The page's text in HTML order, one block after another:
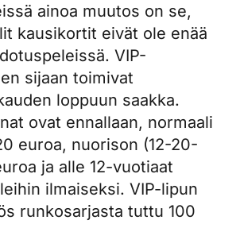
ainoa muutos on se,
kausikortit eivät ole enää
VIP-
sijaan toimivat
loppuun saakka.
ovat ennallaan, normaali
euroa, nuorison (12-20-
ja alle 12-vuotiaat
ilmaiseksi. VIP-lipun
runkosarjasta tuttu 100